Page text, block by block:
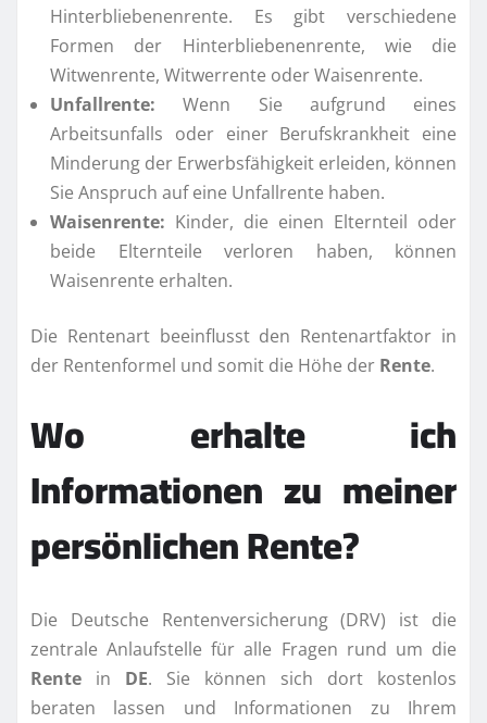
Hinterbliebenenrente. Es gibt verschiedene
Formen der Hinterbliebenenrente, wie die
Witwenrente, Witwerrente oder Waisenrente.
Unfallrente: Wenn Sie aufgrund eines
Arbeitsunfalls oder einer Berufskrankheit eine
Minderung der Erwerbsfähigkeit erleiden, können
Sie Anspruch auf eine Unfallrente haben.
Waisenrente: Kinder, die einen Elternteil oder
beide Elternteile verloren haben, können
Waisenrente erhalten.
Die Rentenart beeinflusst den Rentenartfaktor in
der Rentenformel und somit die Höhe der Rente.
Wo erhalte ich
Informationen zu meiner
persönlichenRente?
Die Deutsche Rentenversicherung (DRV) ist die
zentrale Anlaufstelle für alle Fragen rund um die
Rente in DE. Sie können sich dort kostenlos
beraten lassen und Informationen zu Ihrem